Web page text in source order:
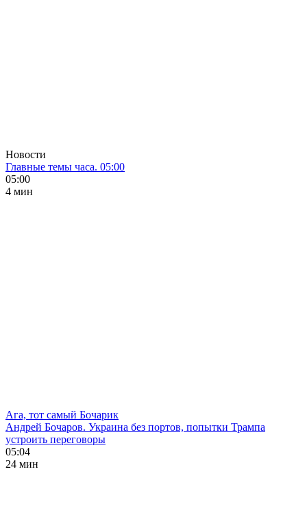
Новости
Главные темы часа. 05:00
05:00
4 мин
Ага, тот самый Бочарик
Андрей Бочаров. Украина без портов, попытки Трампа
устроить переговоры
05:04
24 мин